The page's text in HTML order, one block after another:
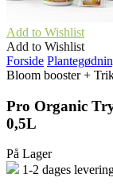
Add to Wishlist
Add to Wishlist
Forside
Bloom booster +
Pro Organic
0,5L
På Lager
1-2 dages